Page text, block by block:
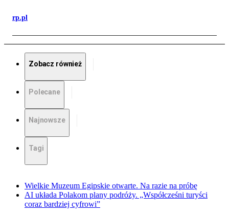
rp.pl
Zobacz również
Polecane
Najnowsze
Tagi
Wielkie Muzeum Egipskie otwarte. Na razie na próbę
AI układa Polakom plany podróży. „Współcześni turyści
coraz bardziej cyfrowi”